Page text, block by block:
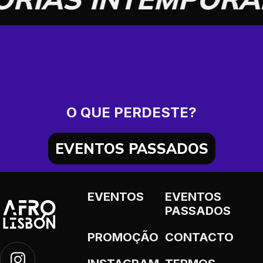
O QUE PERDESTE?
EVENTOS PASSADOS
EVENTOS
EVENTOS
PASSADOS
PROMOÇÃO CONTACTO